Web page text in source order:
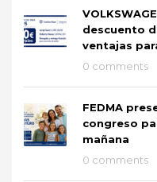
descuento
ventajas
0 comments
FEDMA
congreso
mañana
0 comments